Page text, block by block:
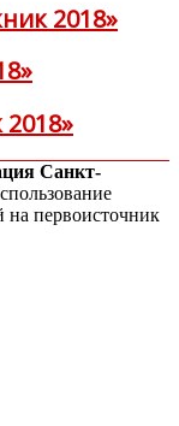
2018»
Санкт-
на первоисточник